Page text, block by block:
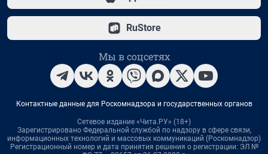
RuStore
Мы в соцсетях
Контактные данные для Роскомнадзора и государственных органов
Сетевое издание «Чита.РУ» (18+)
Зарегистрировано Федеральной службой по надзору в сфере связи,
информационных технологий и массовых коммуникаций (Роскомнадзор)
Регистрационный номер и дата принятия решения о регистрации: ЭЛ №